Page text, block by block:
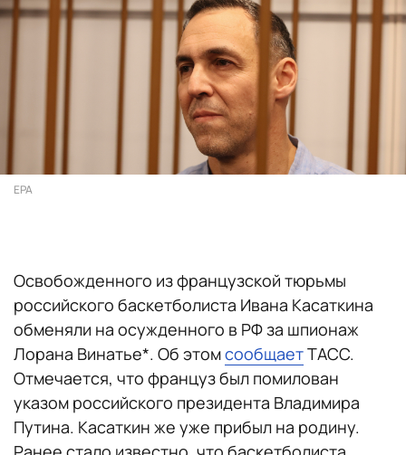
EPA
Освобожденного из французской тюрьмы
российского баскетболиста Ивана Касаткина
обменяли на осужденного в РФ за шпионаж
Лорана Винатье*. Об этомсообщаетТАСС.
Отмечается, что француз был помилован
указом российского президента Владимира
Путина. Касаткин же уже прибыл на родину.